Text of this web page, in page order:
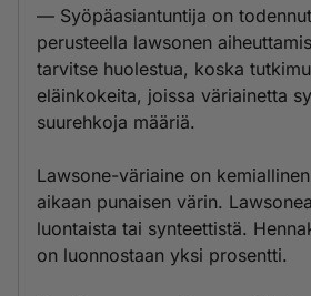
— Syöpäasiantuntija on
perusteella lawsonen
tarvitse huolestua, koska
eläinkokeita, joissa väriainetta
suurehkoja määriä.
Lawsone-väriaine on
aikaan punaisen värin.
luontaista tai synteettistä.
on luonnostaan yksi prosentti.